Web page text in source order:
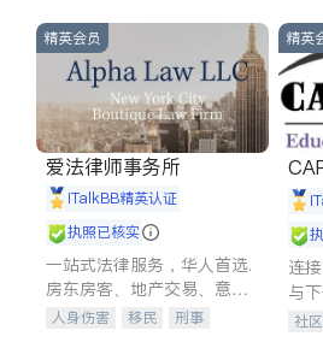
石。
精英会员
爱法律师事务所
iTalkBB精英认证
执照已核实
一站式法律服务，华人首选.
房东房客、地产交易、意外
伤害、车祸重伤、商业诉
人身伤害 移民
刑事
精英
长
连
与
携
社